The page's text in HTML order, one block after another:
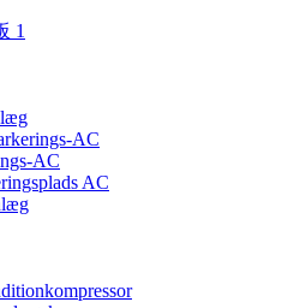
AC
AC
AC